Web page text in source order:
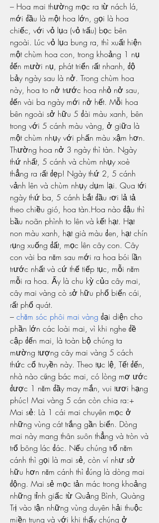
– Hoa mai thường mọc ra từ nách lá,
mới đầu là một hoa lớn, gọi là hoa
chiếc, với vỏ lụa (vỏ trấu) bọc bên
ngoài. Lúc vỏ lụa bung ra, thì xuất hiện
một chùm hoa con, trong khoảng 1 nụ
đến mười nụ, phát triển rất nhanh, độ
bảy ngày sau là nở. Trong chùm hoa
này, hoa to nở trước hoa nhỏ nở sau,
đến vài ba ngày mới nở hết. Mỗi hoa
bên ngoài sở hữu 5 đài màu xanh, bên
trong với 5 cánh màu vàng, ở giữa là
một chùm nhụy với phấn màu xậm hơn.
Thường hoa nở 3 ngày thì tàn. Ngày
thứ nhất, 5 cánh và chùm nhụy xoè
thẳng ra rất đẹp! Ngày thứ 2, 5 cánh
vảnh lên và chùm nhụy dụm lại. Qua tới
ngày thứ ba, 5 cánh bắt đầu rơi lả tả
theo chiều gió, hoa tàn.Hoa nào đậu thì
bầu noãn phình to lên và kết hạt. Hạt
non màu xanh, hạt già màu đen, hạt chín
rụng xuống đất, mọc lên cây con. Cây
con vài ba năm sau mới ra hoa bói lần
trước nhất và cứ thế tiếp tục, mỗi năm
mỗi ra hoa. Ấy là chu kỳ của cây mai,
cây mai vàng cò sở hữu phổ biến cái,
rất phổ quát.
– chăm sóc phôi mai vàng đại diện cho
phần lớn các loài mai, vì khi nghe đề
cập đến mai, là toàn bộ chúng ta
mường tượng cây mai vàng 5 cách
thức cổ truyền này. Theo tục lệ, Tết đến,
nhà nào cũng bác mai, có lòng mơ ước
được 1 năm đầy may mắn, vui tươi hạng
phúc! Mai vàng 5 cán còn chia ra:+
Mai sẻ: Là 1 cái mai chuyên mọc ở
những vùng cát trắng gần biển. Dòng
mai này mang thân suôn thẳng và tròn và
trổ bông lác đác. Nếu chúng trổ năm
cánh thì gọi là mai sẻ, còn ví như sở
hữu hơn năm cánh thì đúng là dòng mai
động. Mai sẻ mọc tản mác trong khoảng
những tỉnh giấc từ Quảng Bình, Quàng
Trị vào tận những vùng duyên hải thuộc
miền trung và với khi thấy chúng ở